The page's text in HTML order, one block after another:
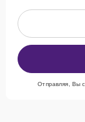
Отправляя, Вы